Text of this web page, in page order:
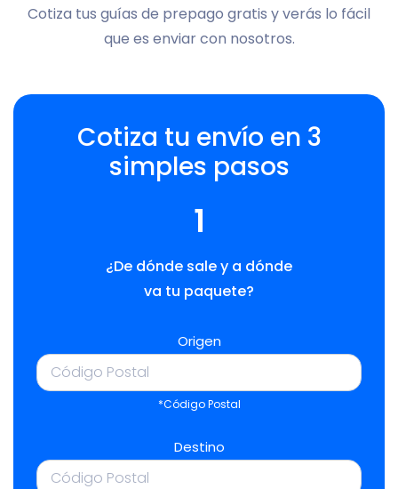
Cotiza tus guías de prepago gratis y verás lo fácil
que es enviar con nosotros.
Cotiza tu envío en 3
simples pasos
1
¿De dónde sale y a dónde
va tu paquete?
Origen
*Código Postal
Destino